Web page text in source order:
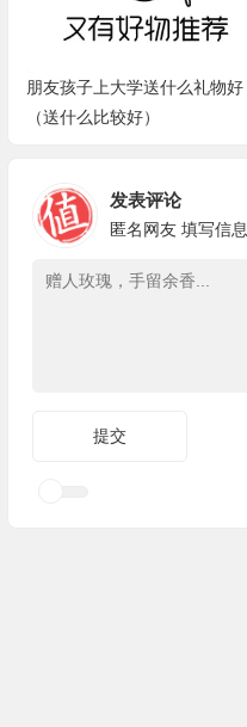
朋友孩子上大学送什么礼物好
（送什么比较好）
发表评论
匿名网友 填写信息